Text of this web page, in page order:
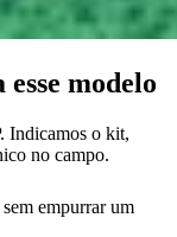
modelo
Indicamos o kit,
no campo.
empurrar um